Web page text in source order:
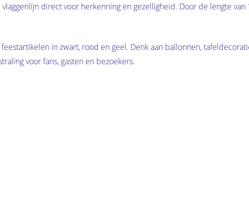
direct voor herkenning en gezelligheid. Door de lengte
in zwart, rood en geel. Denk aan ballonnen,
voor fans, gasten en bezoekers.